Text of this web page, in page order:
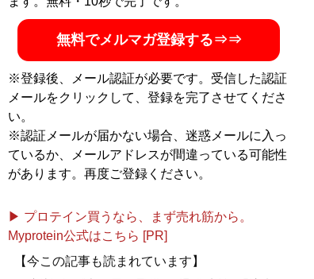
無料でメルマガ登録する⇒⇒
※登録後、メール認証が必要です。受信した認証
メールをクリックして、登録を完了させてくださ
い。
※認証メールが届かない場合、迷惑メールに入っ
ているか、メールアドレスが間違っている可能性
があります。再度ご登録ください。
▶ プロテイン買うなら、まず売れ筋から。
Myprotein公式はこちら [PR]
【今この記事も読まれています】